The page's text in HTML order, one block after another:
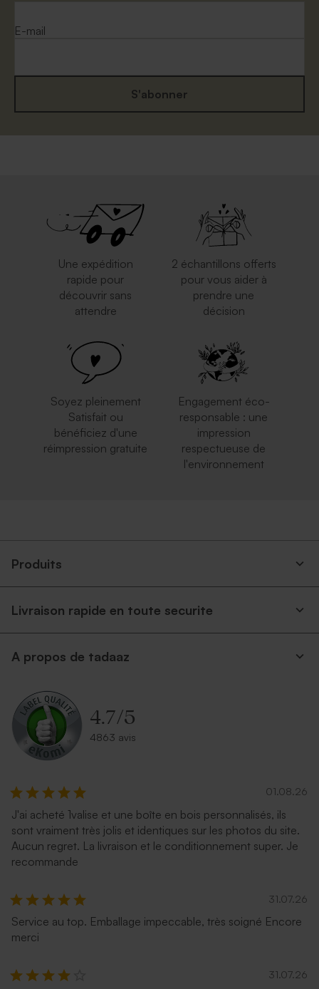
Jolie enveloppe rose nude
Enveloppe crème
Enveloppe rectangulaire
Enveloppe couleur bleu nuit
Enveloppe mariage
émeraude
E-mail
S'abonner
Une expédition
rapide pour
découvrir sans
attendre
2 échantillons offerts
pour vous aider à
prendre une
décision
Soyez pleinement
Satisfait ou
bénéficiez d'une
réimpression gratuite
Engagement éco-
responsable : une
impression
respectueuse de
l'environnement
Produits
Livraison rapide en toute securite
A propos de tadaaz
4.7/5
4863 avis
01.08.26
J'ai acheté 1valise et une boîte en bois personnalisés, ils
sont vraiment très jolis et identiques sur les photos du site.
Aucun regret. La livraison et le conditionnement super. Je
recommande
31.07.26
Service au top. Emballage impeccable, très soigné Encore
merci
31.07.26